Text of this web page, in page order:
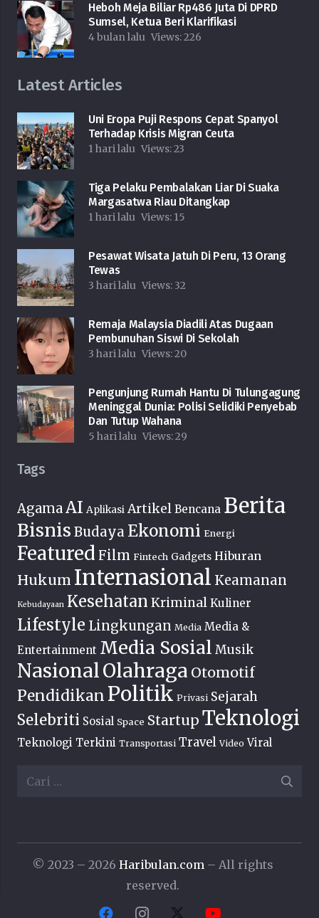
Heboh Meja Biliar Rp486 Juta Di DPRD
Sumsel, Ketua Beri Klarifikasi
4 bulan lalu Views:226
Latest Articles
Uni Eropa Puji Respons Cepat Spanyol
Terhadap Krisis Migran Ceuta
1 hari lalu Views:23
Tiga Pelaku Pembalakan Liar Di Suaka
Margasatwa Riau Ditangkap
1 hari lalu Views: 15
Pesawat Wisata Jatuh Di Peru, 13 Orang
Tewas
3 hari lalu Views: 32
Remaja Malaysia Diadili Atas Dugaan
Pembunuhan Siswi Di Sekolah
3 hari lalu Views:20
Pengunjung Rumah Hantu Di Tulungagung
Meninggal Dunia: Polisi Selidiki Penyebab
Dan Tutup Wahana
5 hari lalu Views:29
Tags
AgamaAI Aplikasi Artikel Bencana Berita
Bisnis Budaya Ekonomi Energi
Featured Film Fintech Gadgets Hiburan
Hukum Internasional Keamanan
Kebudayaan Kesehatan Kriminal Kuliner
Lifestyle Lingkungan Media Media &
Entertainment Media Sosial Musik
NasionalOlahraga Otomotif
Pendidikan Politik Privasi Sejarah
Selebriti Sosial Space Startup Teknologi
Teknologi Terkini Transportasi Travel Video Viral
Cari
© 2023 – 2026 Haribulan.com – All rights
reserved.